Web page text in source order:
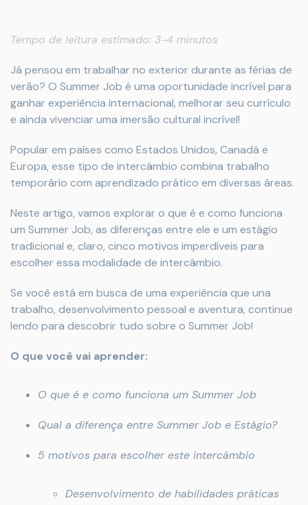
Tempo de leitura estimado: 3-4 minutos
Já pensou em trabalhar no exterior durante as férias de
verão? O Summer Job é uma oportunidade incrível para
ganhar experiência internacional, melhorar seu currículo
e ainda vivenciar uma imersão cultural incrível!
Popular em países como Estados Unidos, Canadá e
Europa, esse tipo de intercâmbio combina trabalho
temporário com aprendizado prático em diversas áreas.
Neste artigo, vamos explorar o que é e como funciona
um Summer Job, as diferenças entre ele e um estágio
tradicional e, claro, cinco motivos imperdíveis para
escolher essa modalidade de intercâmbio.
Se você está em busca de uma experiência que una
trabalho, desenvolvimento pessoal e aventura, continue
lendo para descobrir tudo sobre o Summer Job!
O que você vai aprender:
O que é e como funciona um Summer Job
Qual a diferença entre Summer Job e Estágio?
5 motivos para escolher este intercâmbio
Desenvolvimento de habilidades práticas